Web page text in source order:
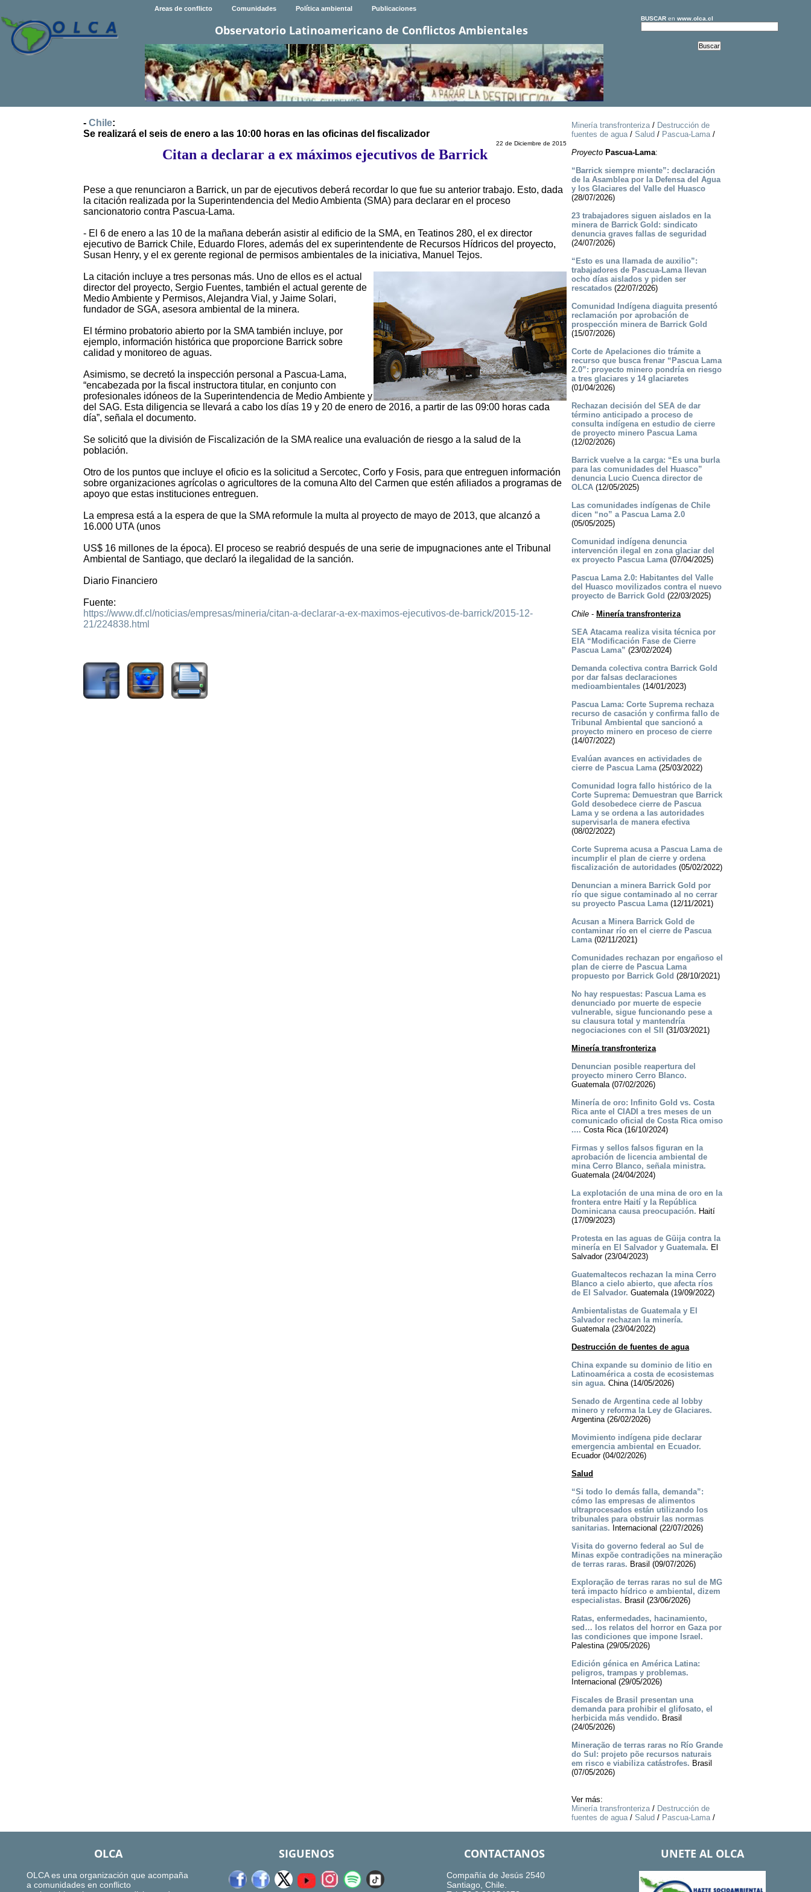
Areas de conflicto Comunidades Política ambiental Publicaciones
Observatorio Latinoamericano de Conflictos Ambientales
BUSCARen www.olca.cl
- Chile:
Se realizará el seis de enero a las 10:00 horas en las oficinas del fiscalizador
22 de Diciembre de 2015
Citan a declarar a ex máximos ejecutivos de Barrick
Pese a que renunciaron a Barrick, un par de ejecutivos deberá recordar lo que fue su anterior trabajo. Esto, dada
la citación realizada por la Superintendencia del Medio Ambienta (SMA) para declarar en el proceso
sancionatorio contra Pascua-Lama.
- El 6 de enero a las 10 de la mañana deberán asistir al edificio de la SMA, en Teatinos 280, el ex director
ejecutivo de Barrick Chile, Eduardo Flores, además del ex superintendente de Recursos Hídricos del proyecto,
Susan Henry, y el ex gerente regional de permisos ambientales de la iniciativa, Manuel Tejos.
La citación incluye a tres personas más. Uno de ellos es el actual
director del proyecto, Sergio Fuentes, también el actual gerente de
Medio Ambiente y Permisos, Alejandra Vial, y Jaime Solari,
fundador de SGA, asesora ambiental de la minera.
El término probatorio abierto por la SMA también incluye, por
ejemplo, información histórica que proporcione Barrick sobre
calidad y monitoreo de aguas.
Asimismo, se decretó la inspección personal a Pascua-Lama,
“encabezada por la fiscal instructora titular, en conjunto con
profesionales idóneos de la Superintendencia de Medio Ambiente y
del SAG. Esta diligencia se llevará a cabo los días 19 y 20 de enero de 2016, a partir de las 09:00 horas cada
día”, señala el documento.
Se solicitó que la división de Fiscalización de la SMA realice una evaluación de riesgo a la salud de la
población.
Otro de los puntos que incluye el oficio es la solicitud a Sercotec, Corfo y Fosis, para que entreguen información
sobre organizaciones agrícolas o agricultores de la comuna Alto del Carmen que estén afiliados a programas de
apoyo que estas instituciones entreguen.
La empresa está a la espera de que la SMA reformule la multa al proyecto de mayo de 2013, que alcanzó a
16.000 UTA (unos
US$ 16 millones de la época). El proceso se reabrió después de una serie de impugnaciones ante el Tribunal
Ambiental de Santiago, que declaró la ilegalidad de la sanción.
Diario Financiero
Fuente:
https://www.df.cl/noticias/empresas/mineria/citan-a-declarar-a-ex-maximos-ejecutivos-de-barrick/2015-12-
21/224838.html
Minería transfronteriza/ Destrucción de
fuentes de agua/ Salud / Pascua-Lama/
Proyecto Pascua-Lama:
“Barrick siempre miente”: declaración
de la Asamblea por la Defensa del Agua
y los Glaciares del Valle del Huasco
(28/07/2026)
23 trabajadores siguen aislados en la
minera de Barrick Gold: sindicato
denuncia graves fallas de seguridad
(24/07/2026)
“Esto es una llamada de auxilio”:
trabajadores de Pascua-Lama llevan
ocho días aislados y piden ser
rescatados(22/07/2026)
Comunidad Indígena diaguita presentó
reclamación por aprobación de
prospección minera de Barrick Gold
(15/07/2026)
Corte de Apelaciones dio trámite a
recurso que busca frenar “Pascua Lama
2.0”: proyecto minero pondría en riesgo
a tres glaciares y 14 glaciaretes
(01/04/2026)
Rechazan decisión del SEA de dar
término anticipado a proceso de
consulta indígena en estudio de cierre
de proyecto minero Pascua Lama
(12/02/2026)
Barrick vuelve a la carga: “Es una burla
para las comunidades del Huasco”
denuncia Lucio Cuenca director de
OLCA(12/05/2025)
Las comunidades indígenas de Chile
dicen “no” a Pascua Lama 2.0
(05/05/2025)
Comunidad indígena denuncia
intervención ilegal en zona glaciar del
ex proyecto Pascua Lama(07/04/2025)
Pascua Lama 2.0: Habitantes del Valle
del Huasco movilizados contra el nuevo
proyecto de Barrick Gold (22/03/2025)
Chile- Minería transfronteriza
SEA Atacama realiza visita técnica por
EIA “Modificación Fase de Cierre
Pascua Lama” (23/02/2024)
Demanda colectiva contra Barrick Gold
por dar falsas declaraciones
medioambientales(14/01/2023)
Pascua Lama: Corte Suprema rechaza
recurso de casación y confirma fallo de
Tribunal Ambiental que sancionó a
proyecto minero en proceso de cierre
(14/07/2022)
Evalúan avances en actividades de
cierre de Pascua Lama(25/03/2022)
Comunidad logra fallo histórico de la
Corte Suprema: Demuestran que Barrick
Gold desobedece cierre de Pascua
Lama y se ordena a las autoridades
supervisarla de manera efectiva
(08/02/2022)
Corte Suprema acusa a Pascua Lama de
incumplir el plan de cierre y ordena
fiscalización de autoridades(05/02/2022)
Denuncian a minera Barrick Gold por
río que sigue contaminado al no cerrar
su proyecto Pascua Lama(12/11/2021)
Acusan a Minera Barrick Gold de
contaminar río en el cierre de Pascua
Lama(02/11/2021)
Comunidades rechazan por engañoso el
plan de cierre de Pascua Lama
propuesto por Barrick Gold (28/10/2021)
No hay respuestas: Pascua Lama es
denunciado por muerte de especie
vulnerable, sigue funcionando pese a
su clausura total y mantendría
negociaciones con el SII
(31/03/2021)
Minería transfronteriza
Denuncian posible reapertura del
proyecto minero Cerro Blanco.
Guatemala (07/02/2026)
Minería de oro: Infinito Gold vs. Costa
Rica ante el CIADI a tres meses de un
comunicado oficial de Costa Rica omiso
.... Costa Rica (16/10/2024)
Firmas y sellos falsos figuran en la
aprobación de licencia ambiental de
mina Cerro Blanco, señala ministra.
Guatemala (24/04/2024)
La explotación de una mina de oro en la
frontera entre Haití y la República
Dominicana causa preocupación. Haití
(17/09/2023)
Protesta en las aguas de Güija contra la
minería en El Salvador y Guatemala. El
Salvador (23/04/2023)
Guatemaltecos rechazan la mina Cerro
Blanco a cielo abierto, que afecta ríos
de El Salvador. Guatemala (19/09/2022)
Ambientalistas de Guatemala y El
Salvador rechazan la minería.
Guatemala (23/04/2022)
Destrucción de fuentes de agua
China expande su dominio de litio en
Latinoamérica a costa de ecosistemas
sin agua. China (14/05/2026)
Senado de Argentina cede al lobby
minero y reforma la Ley de Glaciares.
Argentina (26/02/2026)
Movimiento indígena pide declarar
emergencia ambiental en Ecuador.
Ecuador (04/02/2026)
Salud
“Si todo lo demás falla, demanda”:
cómo las empresas de alimentos
ultraprocesados están utilizando los
tribunales para obstruir las normas
sanitarias. Internacional (22/07/2026)
Visita do governo federal ao Sul de
Minas expõe contradições na mineração
de terras raras. Brasil (09/07/2026)
Exploração de terras raras no sul de MG
terá impacto hídrico e ambiental, dizem
especialistas. Brasil (23/06/2026)
Ratas, enfermedades, hacinamiento,
sed… los relatos del horror en Gaza por
las condiciones que impone Israel.
Palestina (29/05/2026)
Edición génica en América Latina:
peligros, trampas y problemas.
Internacional (29/05/2026)
Fiscales de Brasil presentan una
demanda para prohibir el glifosato, el
herbicida más vendido. Brasil
(24/05/2026)
Mineração de terras raras no Río Grande
do Sul: projeto põe recursos naturais
em risco e viabiliza catástrofes. Brasil
(07/05/2026)
Ver más:
Minería transfronteriza/ Destrucción de
fuentes de agua/ Salud / Pascua-Lama/
OLCA
OLCA es una organización que acompaña
a comunidades en conflicto
SIGUENOS CONTACTANOS
Compañía de Jesús 2540
Santiago, Chile.
UNETE AL OLCA